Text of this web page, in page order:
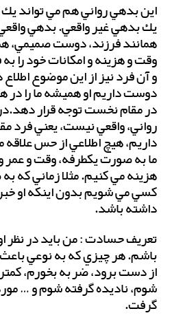
اين بدهي رواني هم مي تواند
يك بدهي غير واقعي. بدهي واقعي
همانند فرزند، دوست صميمي،
وقت و هزينه و امكانات خود
و آن فرد نيز از اين موضوع
دوست داريم او هميشه ما را در
در مقام نخست توجه قرار
رواني، واقعي نيست، يعني فرد
داريم، هيچ اطلاعي از حس
ما به صورت يكطرفه، وقت و عمر
هزينه مي كنيم. مثلا زماني كه
كسي مي شويم بدون اينكه او
داشته باشد.
تعريف حسادت : من بايد در نظر
باشم. هر چيزي كه به نوعي
از دست برود، ضربه بخورم،
شوم، ناديده گرفته شوم و …
گرفت.